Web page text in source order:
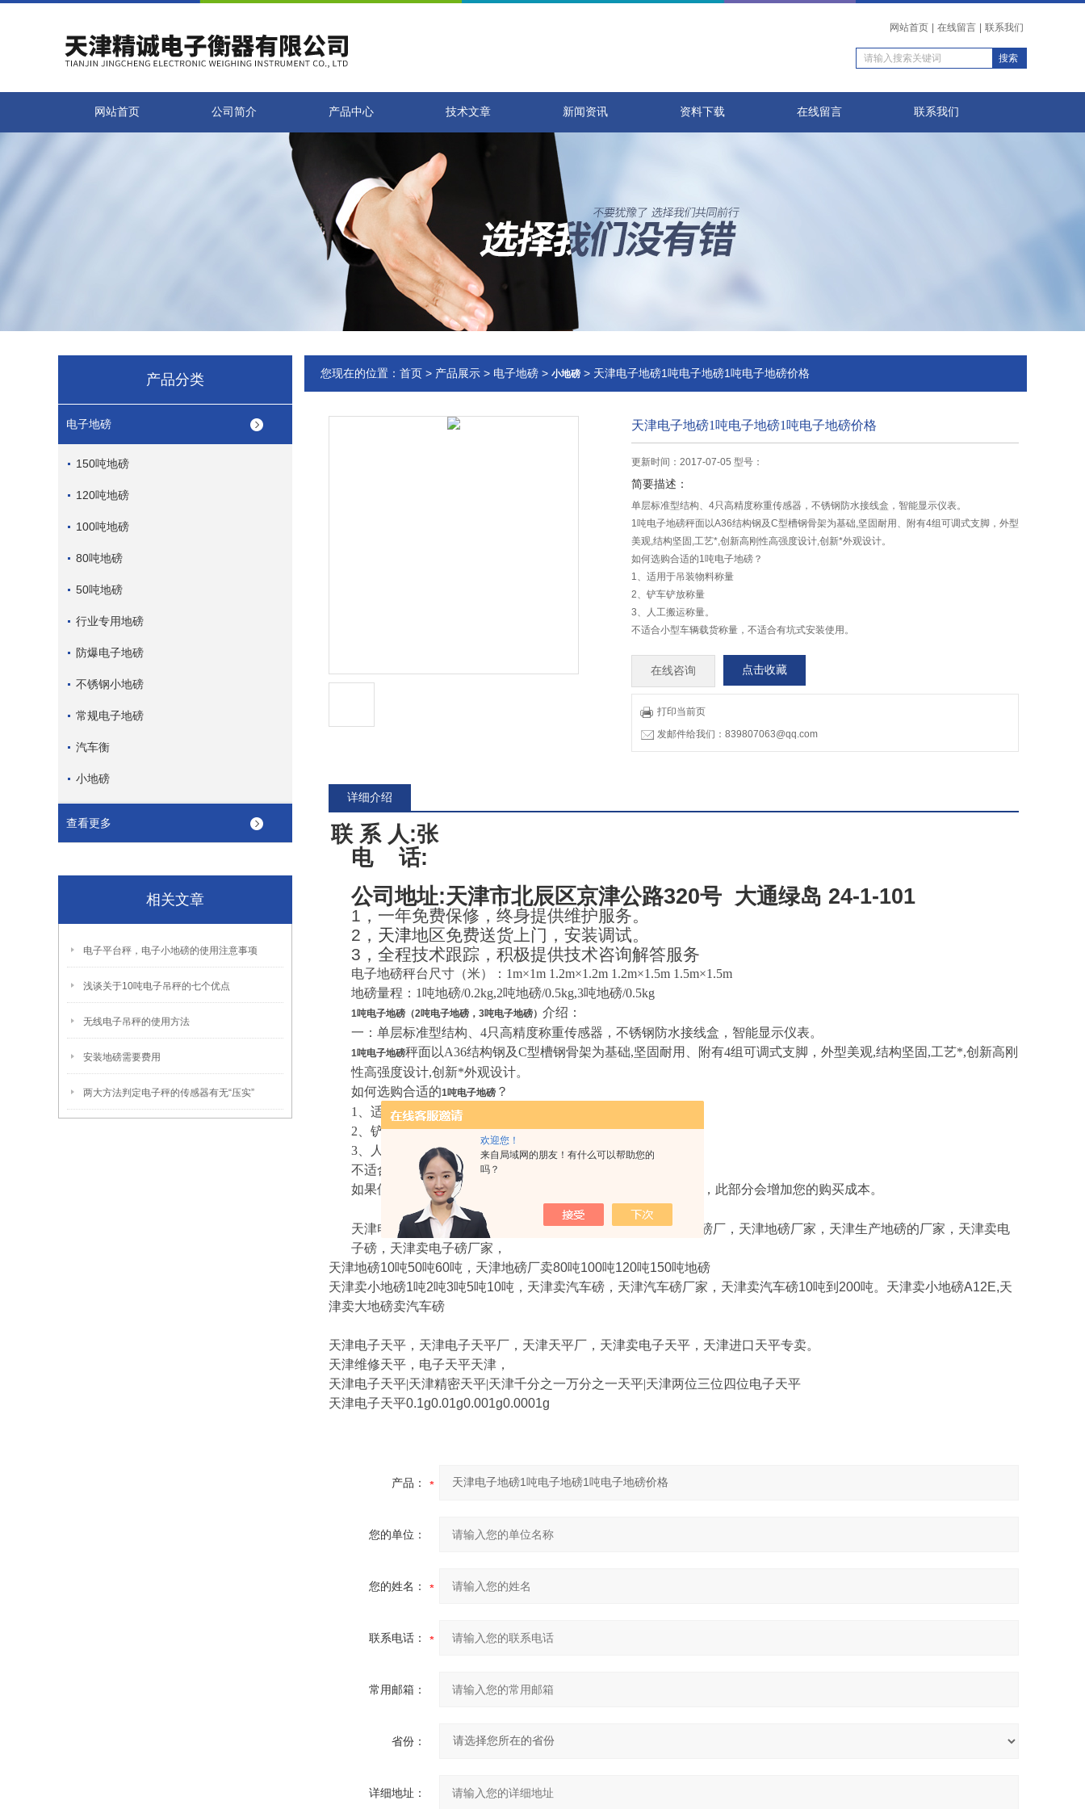
欢迎您！
来自局域网的朋友！有什么可以帮助您的
吗？
网站首页 在线留言 联系我们
网站首页 公司简介 产品中心 技术文章 新闻资讯 资料下载 在线留言 联系我们
产品分类
电子地磅
150吨地磅
120吨地磅
100吨地磅
80吨地磅
50吨地磅
行业专用地磅
防爆电子地磅
不锈钢小地磅
常规电子地磅
汽车衡
小地磅
查看更多
相关文章
电子平台秤，电子小地磅的使用注意事项
浅谈关于10吨电子吊秤的七个优点
无线电子吊秤的使用方法
安装地磅需要费用
两大方法判定电子秤的传感器有无“压实”
您现在的位置： 首页 > 产品展示 > 电子地磅 > 小地磅 > 天津电子地磅1吨电子地磅1吨电子地磅价格
天津电子地磅1吨电子地磅1吨电子地磅价格
更新时间：2017-07-05 型号：
简要描述：
单层标准型结构、4只高精度称重传感器，不锈钢防水接线盒，智能显示仪表。
1吨电子地磅秤面以A36结构钢及C型槽钢骨架为基础,坚固耐用、附有4组可调式支脚，外型
美观,结构坚固,工艺*,创新高刚性高强度设计,创新*外观设计。
如何选购合适的1吨电子地磅？
1、适用于吊装物料称量
2、铲车铲放称量
3、人工搬运称量。
不适合小型车辆载货称量，不适合有坑式安装使用。
在线咨询 点击收藏
打印当前页
发邮件给我们：839807063@qq.com
详细介绍
联 系 人:张
电 话:
公司地址:天津市北辰区京津公路320号 大通绿岛 24-1-101
1 ，一年免费保修，终身提供维护服务。
2 ， 天津地区免费送货上门，安装调试。
3 ，全程技术跟踪，积极提供技术咨询解答服务
电子地磅秤台尺寸（米）：1m×1m 1.2m×1.2m 1.2m×1.5m 1.5m×1.5m
地磅量程：1吨地磅/0.2kg,2吨地磅/0.5kg,3吨地磅/0.5kg
1吨电子地磅（2吨电子地磅 ， 3吨电子地磅） 介绍：
一：单层标准型结构、4只高精度称重传感器，不锈钢防水接线盒，智能显示仪表。
1吨电子地磅秤面以A36结构钢及C型槽钢骨架为基础,坚固耐用、附有4组可调式支脚，外型美观,结构坚固,工艺*,创新高刚
性高强度设计,创新*外观设计。
如何选购合适的1吨电子地磅 ？
1、适用于吊装物料称量
2、铲车铲放称量
3、人工搬运称量。
不适合小型车辆载货称量，不适合有坑式安装使用。
如果使用液压叉车搬运，
须加装单边斜坡或双面斜坡，此部分会增加您的购买成本。
天津电子秤，天津地磅，天津吊秤，天津电子秤维修，天津地磅厂，天津地磅厂家，天津生产地磅的厂家，天津卖电
子磅，天津卖电子磅厂家，
天津地磅10吨50吨60吨，天津地磅厂卖80吨100吨120吨150吨地磅
天津卖小地磅1吨2吨3吨5吨10吨，天津卖汽车磅，天津汽车磅厂家，天津卖汽车磅10吨到 200吨。天津卖小地磅A12E,天
津卖大地磅卖汽车磅
天津电子天平，天津电子天平厂，天津天平厂，天津卖电子天平，天津进口天平专卖。
天津维修天平，电子天平天津，
天津电子天平|天津精密天平|天津千分之一万分之一天平|天津两位三位四位电子天平
天津电子天平0.1g0.01g0.001g0.0001g
产品：
您的单位：
您的姓名：
联系电话：
常用邮箱：
省份：
详细地址：